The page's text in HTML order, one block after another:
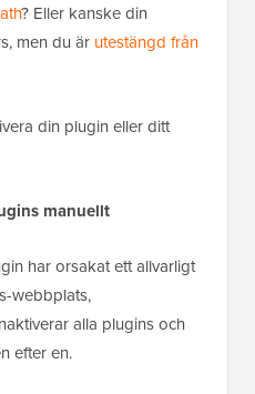
? Eller kanske din
men du är utestängd från
din plugin eller ditt
manuellt
har orsakat ett allvarligt
webbplats,
alla plugins och
efter en.